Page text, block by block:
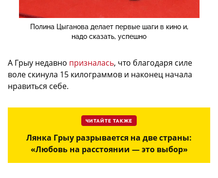
Полина Цыганова делает первые шаги в кино и,
надо сказать, успешно
А Грыу недавно призналась, что благодаря силе
воле скинула 15 килограммов и наконец начала
нравиться себе.
ЧИТАЙТЕ ТАКЖЕ
Лянка Грыу разрывается на две страны:
«Любовь на расстоянии — это выбор»